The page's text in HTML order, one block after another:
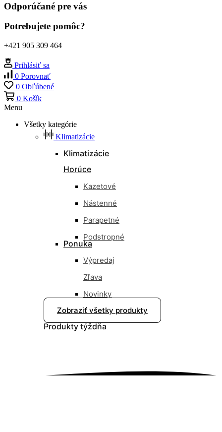
Odporúčané pre vás
Potrebujete pomôc?
+421 905 309 464
Prihlásiť sa
0 Porovnať
0 Obľúbené
0 Košík
Menu
Všetky kategórie
Klimatizácie
Klimatizácie
Horúce
Kazetové
Nástenné
Parapetné
Podstropné
Ponuka
Výpredaj
Zľava
Novinky
Nové
Zobraziť všetky produkty
Produkty týždňa